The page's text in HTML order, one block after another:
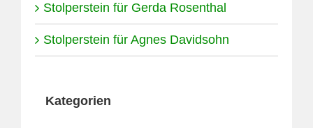
Stolperstein für Gerda Rosenthal
Stolperstein für Agnes Davidsohn
Kategorien